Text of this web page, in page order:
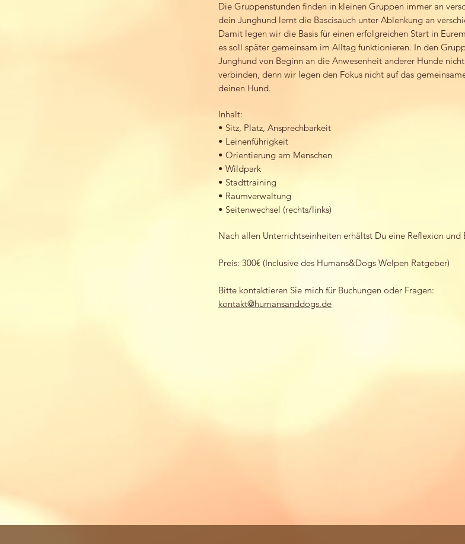
Die Gruppenstunden finden in kleinen Gruppen immer an
dein Junghund lernt die Bascisauch unter Ablenkung an
Damit legen wir die Basis für einen erfolgreichen Start in
es soll später gemeinsam im Alltag funktionieren. In den
Junghund von Beginn an die Anwesenheit anderer Hunde
verbinden, denn wir legen den Fokus nicht auf das
deinen Hund.
Inhalt:
• Sitz, Platz, Ansprechbarkeit
• Leinenführigkeit
• Orientierung am Menschen
• Wildpark
• Stadttraining
• Raumverwaltung
• Seitenwechsel (rechts/links)
Nach allen Unterrichtseinheiten erhältst Du eine Reflexion und
Preis: 300€ (Inclusive des Humans&Dogs Welpen Ratgeber)
Bitte kontaktieren Sie mich für Buchungen oder Fragen:
kontakt@humansanddogs.de